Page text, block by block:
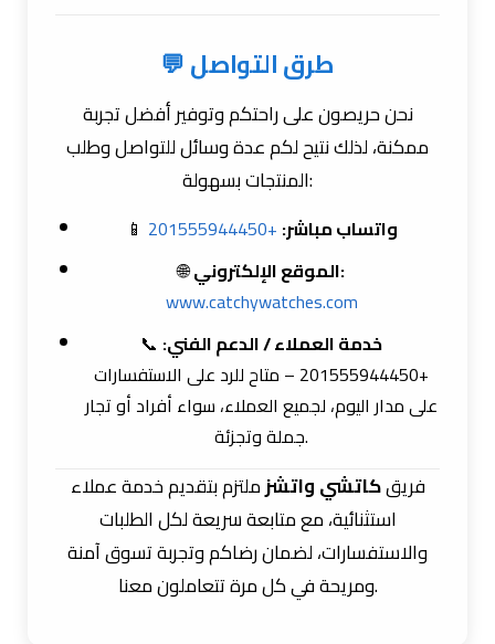
💬 طرق التواصل
نحن حريصون على راحتكم وتوفير أفضل تجربة
ممكنة، لذلك نتيح لكم عدة وسائل للتواصل وطلب
المنتجات بسهولة:
📱 واتساب مباشر: +201555944450
🌐
الموقع الإلكتروني:
www.catchywatches.com
📞 خدمة العملاء / الدعم الفني:
+201555944450 – متاح للرد على الاستفسارات
على مدار اليوم، لجميع العملاء، سواء أفراد أو تجار
جملة وتجزئة.
فريقكاتشي واتشزملتزم بتقديم خدمة عملاء
استثنائية، مع متابعة سريعة لكل الطلبات
والاستفسارات، لضمان رضاكم وتجربة تسوق آمنة
ومريحة في كل مرة تتعاملون معنا.